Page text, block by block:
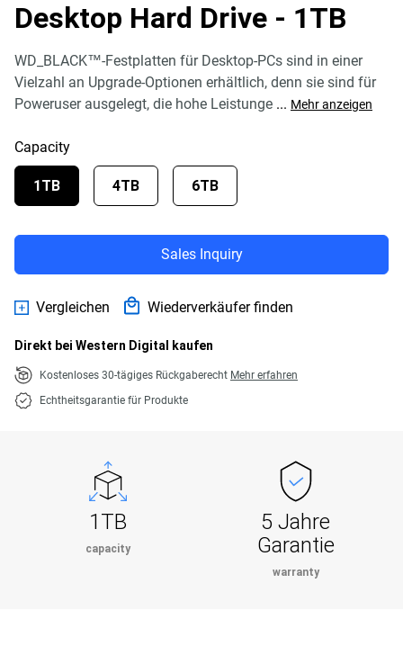
Desktop Hard Drive - 1TB
WD_BLACK™-Festplatten für Desktop-PCs sind in einer
Vielzahl an Upgrade-Optionen erhältlich, denn sie sind für
Poweruser ausgelegt, die hohe Leistunge ... Mehr anzeigen
Capacity
1TB 4TB 6TB
Sales Inquiry
Vergleichen Wiederverkäufer finden
Direkt bei Western Digital kaufen
Kostenloses 30-tägiges Rückgaberecht Mehr erfahren
Echtheitsgarantie für Produkte
1TB
capacity
5 Jahre
Garantie
warranty